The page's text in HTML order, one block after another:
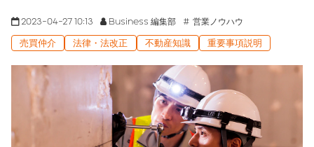
2023-04-27 10:13 Business 編集部 営業ノウハウ
売買仲介 法律・法改正 不動産知識 重要事項説明